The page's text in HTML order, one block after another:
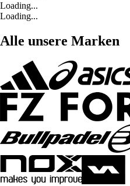
Loading...
Loading...
Alle unsere Marken